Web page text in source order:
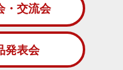
・交流会
発表会